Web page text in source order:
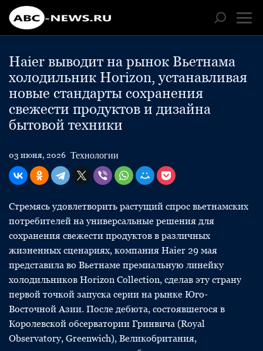
Haier выводит на рынок Вьетнама
холодильник Horizon, устанавливая
новые стандарты сохранения
свежести продуктов и дизайна
бытовой техники
03 июня, 2026 Технологии
Стремясь удовлетворить растущий спрос вьетнамских
потребителей на универсальные решения для
сохранения свежести продуктов в различных
жизненных сценариях, компания Haier 29 мая
представила во Вьетнаме премиальную линейку
холодильников Horizon Collection, сделав эту страну
первой точкой запуска серии на рынке Юго-
Восточной Азии. После дебюта, состоявшегося в
Королевской обсерватории Гринвича (Royal
Observatory, Greenwich), Великобритания,